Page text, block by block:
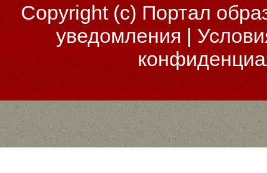
Copyright (c)Портал
уведомления |